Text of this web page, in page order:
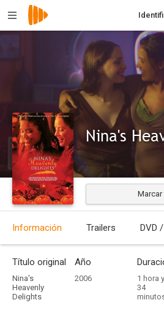
Nina's
Marcar
Información Trailers DVD
Título original
Nina's
Heavenly
Delights
Año
2006
1 hora y
34